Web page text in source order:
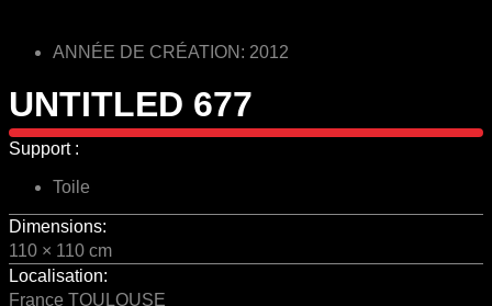
ANNÉE DE CRÉATION: 2012
UNTITLED 677
Support :
Toile
Dimensions:
110 × 110 cm
Localisation:
France TOULOUSE